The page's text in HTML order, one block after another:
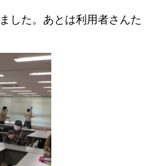
した。あとは利用者さんた